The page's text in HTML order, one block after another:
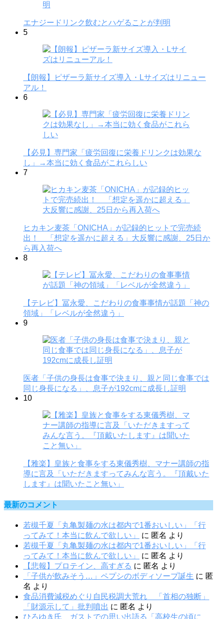
エナジードリンク飲むとハゲることが判明
5
【朗報】ピザーラ新サイズ導入・Lサイズはリニュー
アル！
6
【必見】専門家「疲労回復に栄養ドリンクは効果な
し」→本当に効く食品がこれらしい
7
ヒカキン麦茶「ONICHA」が記録的ヒットで完売続
出！ 「想定を遥かに超える」大反響に感謝、25日か
ら再入荷へ
8
【テレビ】冨永愛、こだわりの食事事情が話題「神の
領域」「レベルが全然違う」
9
医者「子供の身長は食事で決まり、親と同じ食事では
同じ身長になる」、息子が192cmに成長し証明
10
【雅楽】皇族と食事をする東儀秀樹、マナー講師の指
導に言及「いただきますってみんな言う。『頂戴いた
します』は聞いたこと無い」
最新のコメント
若槻千夏「丸亀製麺の水は都内で1番おいしい」「行
ってみて！本当に飲んで欲しい」
に 匿名 より
若槻千夏「丸亀製麺の水は都内で1番おいしい」「行
ってみて！本当に飲んで欲しい」
に 匿名 より
【悲報】プロテイン、高すぎる に 匿名 より
「子供が飲みそう…」ペプシのボディソープ誕生 に 匿
名 より
食品消費減税めぐり自民税調大荒れ 「首相の独断」
「財源示して」批判噴出 に 匿名 より
ひろゆき氏 ガストでの思い出語る「高校生の頃に